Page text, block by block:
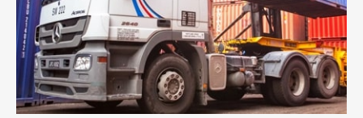
- Контейнерные грузоперевозки на специальном
оборудованном транспорте быстро, качественно и
безопасно.
- Наша транспортная компания поможет
организовать доставку в порт и из порта
стандартных контейнеров на контейнеровозе,
шаландах и площадках (открытых кузовах),
используя надежные крепления.